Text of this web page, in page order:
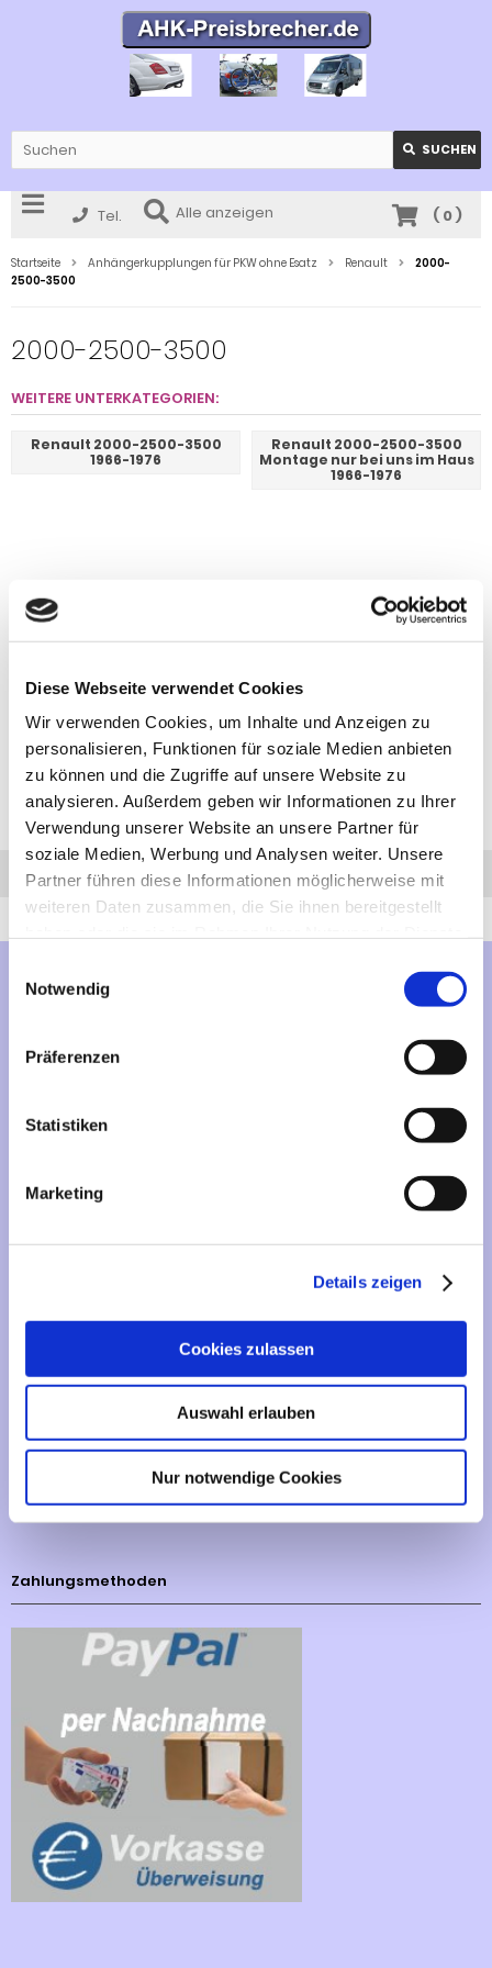
Diese Webseite verwendet Cookies
Wir verwenden Cookies, um Inhalte und Anzeigen zu
personalisieren, Funktionen für soziale Medien anbieten
zu können und die Zugriffe auf unsere Website zu
analysieren. Außerdem geben wir Informationen zu Ihrer
Verwendung unserer Website an unsere Partner für
soziale Medien, Werbung und Analysen weiter. Unsere
Partner führen diese Informationen möglicherweise mit
weiteren Daten zusammen, die Sie ihnen bereitgestellt
Notwendig
Präferenzen
Statistiken
Marketing
Details zeigen
Cookies zulassen
Auswahl erlauben
Nur notwendige Cookies
SUCHEN
Tel. Alle anzeigen ( 0)
Startseite Anhängerkupplungen für PKW ohne Esatz Renault
2000-
2500-3500
2000-2500-3500
WEITERE UNTERKATEGORIEN:
Renault 2000-2500-3500
1966-1976
Renault 2000-2500-3500
Montage nur bei uns im Haus
1966-1976
Anfrage Anrufen AHK-Finder
Mehr über...
Vertrag widerrufen
Informationen
Liefer- und Versandkosten
Impressum
Sitemap
Zahlungsmethoden